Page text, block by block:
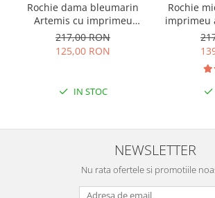
Rochie dama bleumarin
Artemis cu imprimeu
abstract si cordon in talie
217,00 RON
125,00 RON
IN STOC
Rochie
imprimeu
snur la
NEWSLETTER
Nu rata ofertele si promotiile